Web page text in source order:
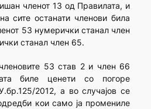
членот 13 од Правилата, и
сите останати членови била
53 нумерички станал член
станал член 65.
53 став 2 и член 66
биле ценети со погоре
2012, а во случајов се
кои само ја промениле